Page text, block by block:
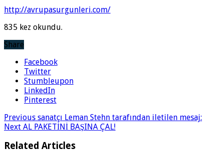
http://avrupasurgunleri.com/
835 kez okundu.
Share
Facebook
Twitter
Stumbleupon
LinkedIn
Pinterest
Previous sanatçı Leman Stehn tarafından iletilen mesaj:
Next AL PAKETİNİ BAŞINA ÇAL!
Related Articles